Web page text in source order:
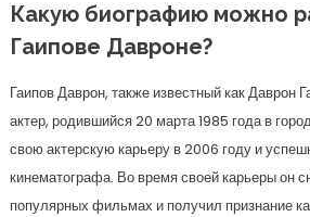
Какую биографию можно
Гаипове Давроне?
Гаипов Даврон, также известный как Даврон
актер, родившийся 20 марта 1985 года в
свою актерскую карьеру в 2006 году и
кинематографа. Во время своей карьеры он
популярных фильмах и получил признание